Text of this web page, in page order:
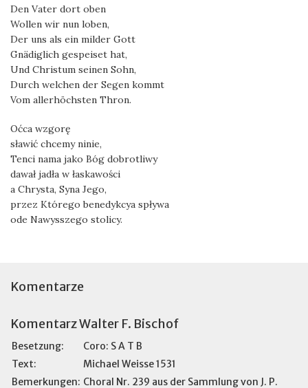
Den Vater dort oben
Wollen wir nun loben,
Der uns als ein milder Gott
Gnädiglich gespeiset hat,
Und Christum seinen Sohn,
Durch welchen der Segen kommt
Vom allerhöchsten Thron.
Oćca wzgorę
sławić chcemy ninie,
Tenci nama jako Bóg dobrotliwy
dawał jadła w łaskawości
a Chrysta, Syna Jego,
przez Którego benedykcya spływa
ode Nawysszego stolicy.
Komentarze
Komentarz Walter F. Bischof
Besetzung:
Coro: S A T B
Text:
Michael Weisse 1531
Bemerkungen: Choral Nr. 239 aus der Sammlung von J. P.